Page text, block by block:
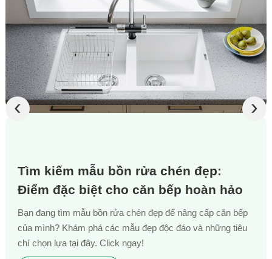
Tìm kiếm mẫu bồn rửa chén đẹp:
Điểm đặc biệt cho căn bếp hoàn hảo
Bạn đang tìm mẫu bồn rửa chén đẹp để nâng cấp căn bếp
của mình? Khám phá các mẫu đẹp độc đáo và những tiêu
chí chọn lựa tại đây. Click ngay!
‹ ›